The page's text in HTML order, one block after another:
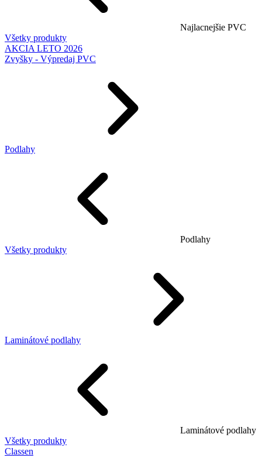
Najlacnejšie PVC
Všetky produkty
AKCIA LETO 2026
Zvyšky - Výpredaj PVC
Podlahy
Podlahy
Všetky produkty
Laminátové podlahy
Laminátové podlahy
Všetky produkty
Classen